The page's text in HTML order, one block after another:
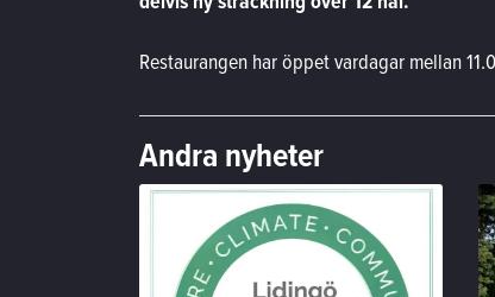
Restaurangen har öppet vardagar mellan
Andra nyheter